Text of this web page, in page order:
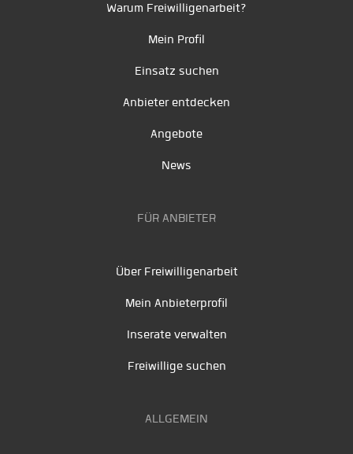
Warum Freiwilligenarbeit?
Mein Profil
Einsatz suchen
Anbieter entdecken
Angebote
News
FÜR ANBIETER
Über Freiwilligenarbeit
Mein Anbieterprofil
Inserate verwalten
Freiwillige suchen
ALLGEMEIN